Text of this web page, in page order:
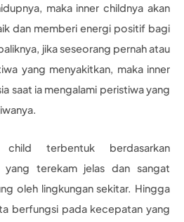
maka inner childnya akan
dan memberi energi positif bagi
jika seseorang pernah atau
yang menyakitkan, maka inner
saat ia mengalami peristiwa yang
terbentuk berdasarkan
yang terekam jelas dan sangat
oleh lingkungan sekitar. Hingga
berfungsi pada kecepatan yang